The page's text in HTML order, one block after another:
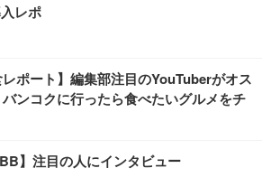
レポ
レポート】編集部注目のYouTuberがオス
ンコクに行ったら食べたいグルメをチ
】注目の人にインタビュー